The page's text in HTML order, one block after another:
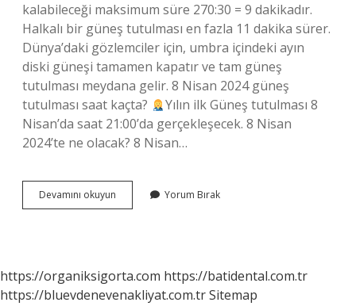
kalabileceği maksimum süre 270:30 = 9 dakikadır.
Halkalı bir güneş tutulması en fazla 11 dakika sürer.
Dünya’daki gözlemciler için, umbra içindeki ayın
diski güneşi tamamen kapatır ve tam güneş
tutulması meydana gelir. 8 Nisan 2024 güneş
tutulması saat kaçta?
Yılın ilk Güneş tutulması 8
Nisan’da saat 21:00’da gerçekleşecek. 8 Nisan
2024’te ne olacak? 8 Nisan…
Devamını okuyun
Nisan
Sürer
Yorum Bırak
https://organiksigorta.com https://batidental.com.tr
https://bluevdenevenakliyat.com.trSitemap